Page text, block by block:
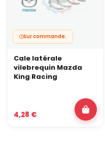
Sur commande.
Cale latérale
vilebrequin Mazda
King Racing
4,28 €